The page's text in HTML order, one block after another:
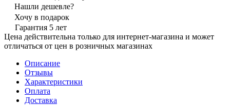
Нашли дешевле?
Хочу в подарок
Гарантия 5 лет
Цена действительна только для интернет-магазина и может
отличаться от цен в розничных магазинах
Описание
Отзывы
Характеристики
Оплата
Доставка